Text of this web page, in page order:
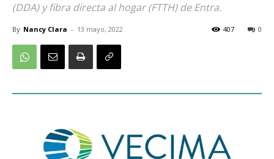
(DDA) y fibra directa al hogar (FTTH) de Entra.
By Nancy Clara - 13 mayo, 2022 0
407